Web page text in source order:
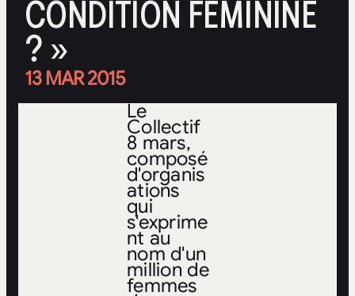
CONDITION FÉMININE
? »
13 MAR 2015
Le
Collectif
8 mars,
composé
d'organis
ations
qui
s'exprime
nt au
nom d'un
million de
femmes